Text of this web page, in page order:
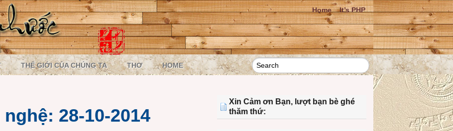
Home It’s PHP
THẾ GIỚI CỦA CHÚNG TA THƠ HOME
28-10-2014
Xin Cảm ơn Bạn, lượt bạn bè ghé
thăm thứ: